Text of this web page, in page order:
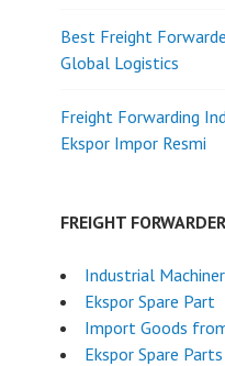
Best Freight
Global Logistics
Freight Forwarding
Ekspor Impor Resmi
FREIGHT
Industrial
Ekspor Spare Part
Import Goods
Ekspor Spare Parts